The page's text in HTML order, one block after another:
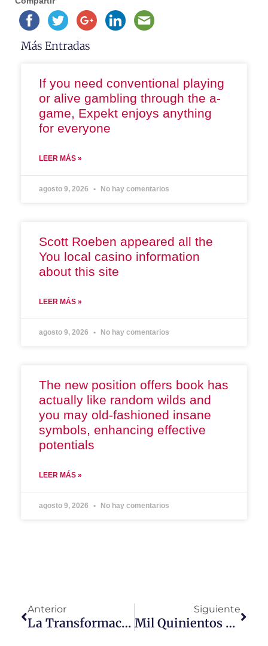
Más Entradas
If you need conventional playing
or alive gambling through the a-
game, Expekt enjoys anything
for everyone
LEER MÁS »
agosto 9, 2026 No hay comentarios
Scott Roeben appeared all the
You local casino information
about this site
LEER MÁS »
agosto 9, 2026 No hay comentarios
The new position offers book has
actually like random wilds and
you may old-fashioned insane
symbols, enhancing effective
potentials
LEER MÁS »
agosto 9, 2026 No hay comentarios
Anterior
La Transformación De La Publicidad Contextual Se Toma A Perú, Ecuador Y Centroamérica
Siguiente
Mil Quinientos Corazones Se Darán Cita En San Andrés Para Jornada De Recolección De Residuos De Medicamentos Y Plásticos